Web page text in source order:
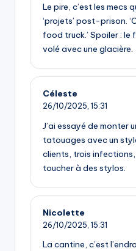
Le pire, c’est les mecs
‘projets’ post-prison.
food truck.’ Spoiler : le
volé avec une glacière.
Céleste
26/10/2025, 15:31
J’ai essayé de monter
tatouages avec un
clients, trois
toucher à des stylos.
Nicolette
26/10/2025, 15:31
La cantine, c’est